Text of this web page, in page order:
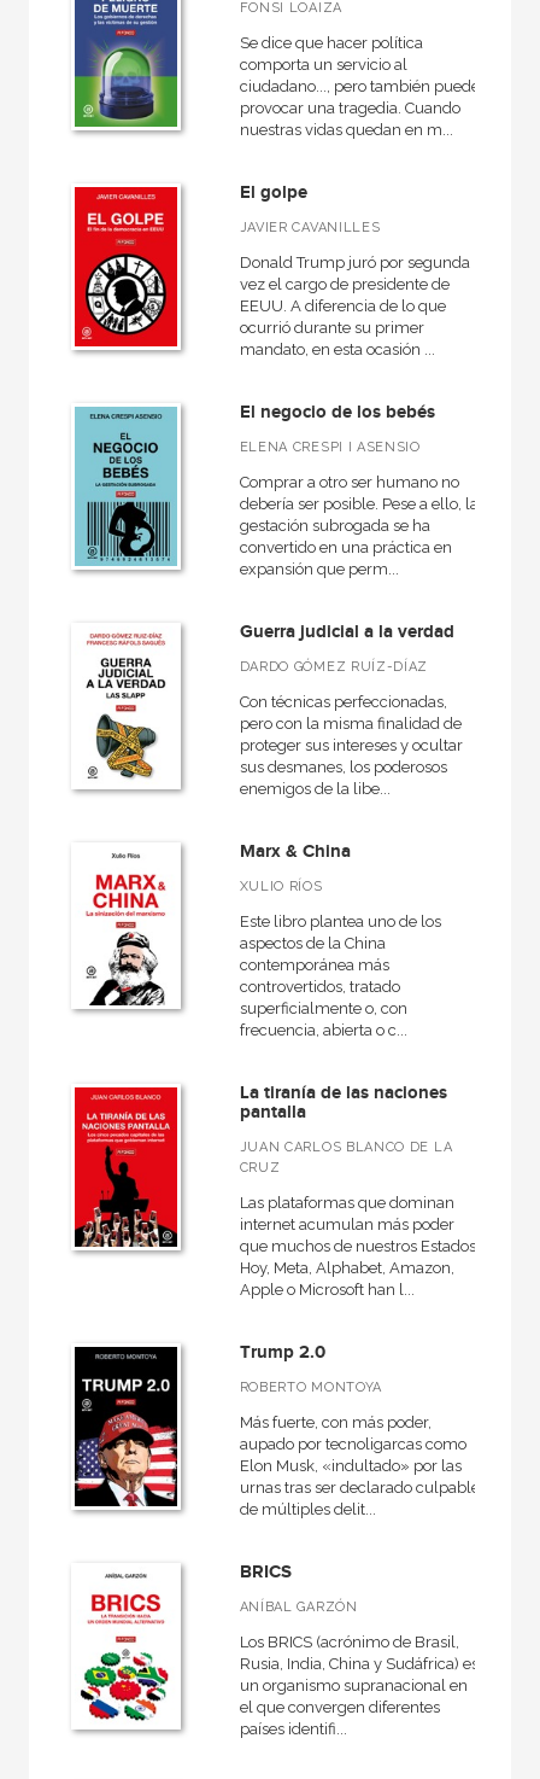
Ebook
Papel
CATÁLOGOS PDF
Catálogos PDF
FONSI LOAIZA
Se dice que hacer política
comporta un servicio al
ciudadano..., pero también puede
provocar una tragedia. Cuando
nuestras vidas quedan en m...
El golpe
JAVIER CAVANILLES
Donald Trump juró por segunda
vez el cargo de presidente de
EEUU. A diferencia de lo que
ocurrió durante su primer
mandato, en esta ocasión ...
El negocio de los bebés
ELENA CRESPI I ASENSIO
Comprar a otro ser humano no
debería ser posible. Pese a ello, la
gestación subrogada se ha
convertido en una práctica en
expansión que perm...
Guerra judicial a la verdad
DARDO GÓMEZ RUÍZ-DÍAZ
Con técnicas perfeccionadas,
pero con la misma finalidad de
proteger sus intereses y ocultar
sus desmanes, los poderosos
enemigos de la libe...
Marx & China
XULIO RÍOS
Este libro plantea uno de los
aspectos de la China
contemporánea más
controvertidos, tratado
superficialmente o, con
frecuencia, abierta o c...
La tiranía de las naciones
pantalla
JUAN CARLOS BLANCO DE LA
CRUZ
Las plataformas que dominan
internet acumulan más poder
que muchos de nuestros Estados.
Hoy, Meta, Alphabet, Amazon,
Apple o Microsoft han l...
Trump 2.0
ROBERTO MONTOYA
Más fuerte, con más poder,
aupado por tecnoligarcas como
Elon Musk, «indultado» por las
urnas tras ser declarado culpable
de múltiples delit...
BRICS
ANÍBAL GARZÓN
Los BRICS (acrónimo de Brasil,
Rusia, India, China y Sudáfrica) es
un organismo supranacional en
el que convergen diferentes
países identifi...